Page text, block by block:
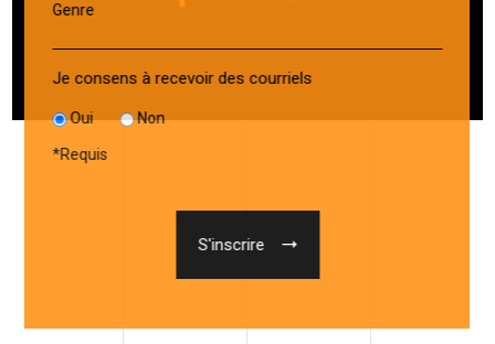
Genre
Je consens à recevoir des courriels
Oui Non
*Requis